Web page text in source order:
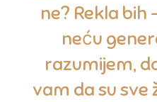
ne? Rekla bih
neću
razumijem,
vam da su sve